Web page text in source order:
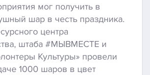
мог получить в
шар в честь праздника.
центра
штаба #МЫВМЕСТЕ и
Культуры» провели
1000 шаров в цвет